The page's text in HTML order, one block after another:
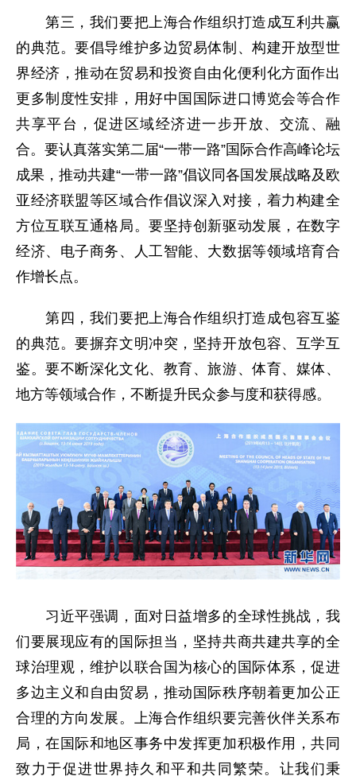
第三，我们要把上海合作组织打造成互利共赢
的典范。要倡导维护多边贸易体制、构建开放型世
界经济，推动在贸易和投资自由化便利化方面作出
更多制度性安排，用好中国国际进口博览会等合作
共享平台，促进区域经济进一步开放、交流、融
合。要认真落实第二届“一带一路”国际合作高峰论坛
成果，推动共建“一带一路”倡议同各国发展战略及欧
亚经济联盟等区域合作倡议深入对接，着力构建全
方位互联互通格局。要坚持创新驱动发展，在数字
经济、电子商务、人工智能、大数据等领域培育合
作增长点。
第四，我们要把上海合作组织打造成包容互鉴
的典范。要摒弃文明冲突，坚持开放包容、互学互
鉴。要不断深化文化、教育、旅游、体育、媒体、
地方等领域合作，不断提升民众参与度和获得感。
习近平强调，面对日益增多的全球性挑战，我
们要展现应有的国际担当，坚持共商共建共享的全
球治理观，维护以联合国为核心的国际体系，促进
多边主义和自由贸易，推动国际秩序朝着更加公正
合理的方向发展。上海合作组织要完善伙伴关系布
局，在国际和地区事务中发挥更加积极作用，共同
致力于促进世界持久和平和共同繁荣。让我们秉